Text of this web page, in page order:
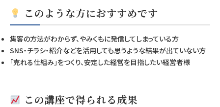
このような方におすすめです
集客の方法がわからず、やみくもに発信してしまっている方
SNS・チラシ・紹介などを活用しても思うような結果が出ていない方
「売れる仕組み」をつくり、安定した経営を目指したい経営者様
この講座で得られる成果